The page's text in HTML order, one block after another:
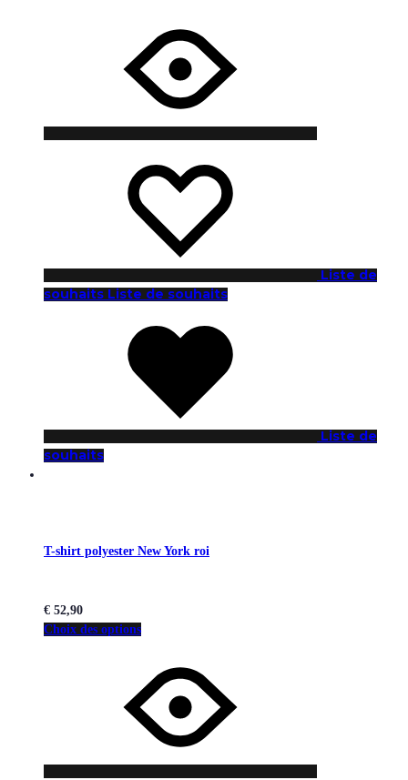
Liste de
souhaits Liste de souhaits
Liste de
souhaits
T-shirt polyester New York roi
€ 52,90
Choix des options